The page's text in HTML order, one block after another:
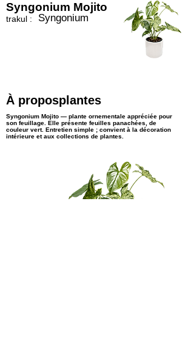
Syngonium Mojito
trakul : Syngonium
À proposplantes
Syngonium Mojito — plante ornementale appréciée pour
son feuillage. Elle présente feuilles panachées, de
couleur vert. Entretien simple ; convient à la décoration
intérieure et aux collections de plantes.